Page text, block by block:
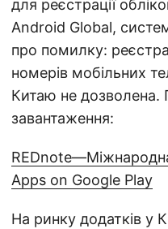
для реєстрації
Android Global,
про помилку:
номерів мобільних
Китаю не дозволена.
завантаження:
Apps on Google Play
На ринку додатків у